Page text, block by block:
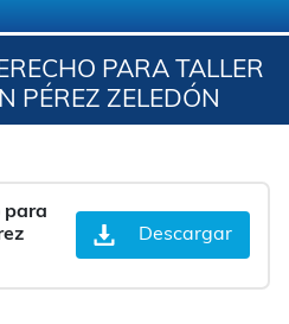
PARA TALLER
PÉREZ ZELEDÓN
para
Descargar